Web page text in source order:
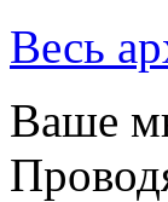
Весь
Ваше